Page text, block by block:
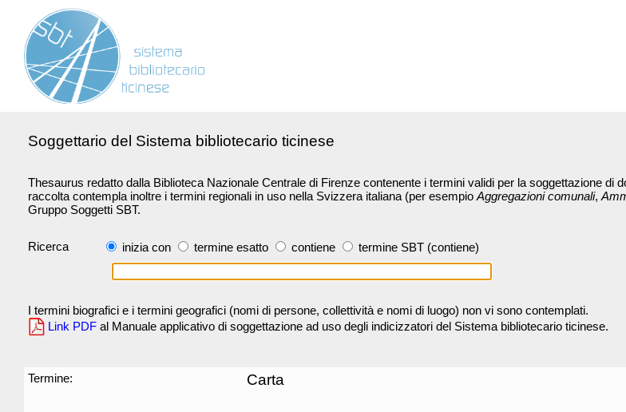
Soggettario del Sistema bibliotecario ticinese
Thesaurus redatto dalla Biblioteca Nazionale Centrale di Firenze contenente i termini validi per la soggettazione di
raccolta contempla inoltre i termini regionali in uso nella Svizzera italiana (per esempio Aggregazioni comunali,
Gruppo Soggetti SBT.
Ricerca inizia con termine esatto contiene termine SBT (contiene)
I termini biografici e i termini geografici (nomi di persone, collettività e nomi di luogo) non vi sono contemplati.
Link PDF al Manuale applicativo di soggettazione ad uso degli indicizzatori del Sistema bibliotecario ticinese.
Termine: Carta